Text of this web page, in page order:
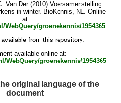
Van Der(2010) Voersamenstelling
in winter. BioKennis, NL. Online
at
WebQuery/groenekennis/1954365.
from this repository.
available online at:
WebQuery/groenekennis/1954365
original language of the
document